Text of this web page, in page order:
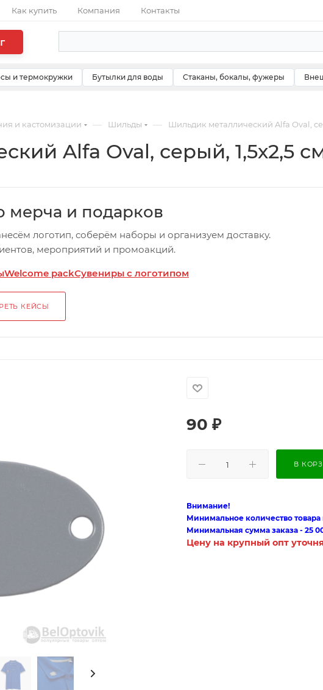
Как купить Компания Контакты
и термокружки Бутылки для воды Стаканы, бокалы, фужеры
и кастомизации — Шильды — Шильдик металлический Alfa Oval,
Alfa Oval, серый, 1,5х2,5
мерча и подарков
логотип, соберём наборы и организуем доставку.
мероприятий и промоакций.
Welcome packСувениры с логотипом
КЕЙСЫ
90 ₽
В
Внимание!
Минимальное количество товара
Минимальная сумма заказа - 25
Цену на крупный опт